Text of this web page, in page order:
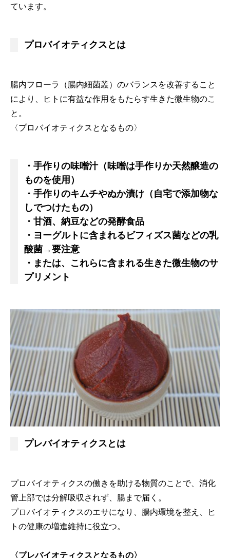
ています。
プロバイオティクスとは
腸内フローラ（腸内細菌叢）のバランスを改善すること
により、ヒトに有益な作用をもたらす生きた微生物のこ
と。
〈プロバイオティクスとなるもの〉
・手作りの味噌汁（味噌は手作りか天然醸造の
ものを使用）
・手作りのキムチやぬか漬け（自宅で添加物な
しでつけたもの）
・甘酒、納豆などの発酵食品
・ヨーグルトに含まれるビフィズス菌などの乳
酸菌→要注意
・または、これらに含まれる生きた微生物のサ
プリメント
プレバイオティクスとは
プロバイオティクスの働きを助ける物質のことで、消化
管上部では分解吸収されず、腸まで届く。
プロバイオティクスのエサになり、腸内環境を整え、ヒ
トの健康の増進維持に役立つ。
〈プレバイオティクスとなるもの〉